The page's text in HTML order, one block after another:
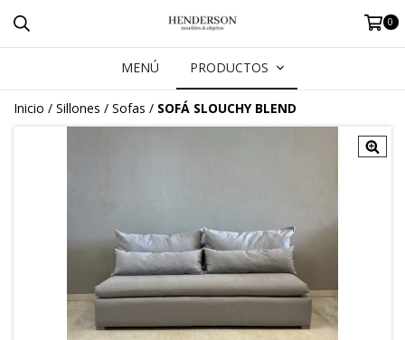
0
MENÚ PRODUCTOS
Inicio / Sillones / Sofas / SOFÁ SLOUCHY BLEND